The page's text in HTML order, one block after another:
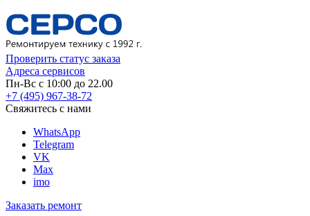
Проверить статус заказа
Адреса сервисов
Пн-Вс с 10:00 до 22.00
+7 (495) 967-38-72
Свяжитесь с нами
WhatsApp
Telegram
VK
Max
imo
Заказать ремонт